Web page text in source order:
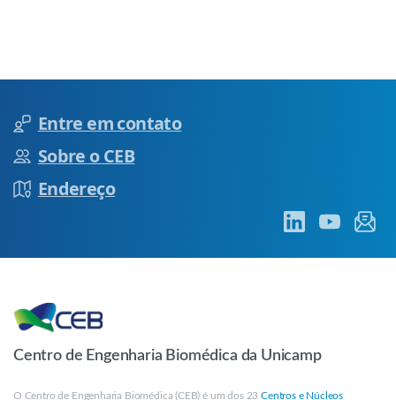
Entre em contato
Sobre o CEB
Endereço
Centro de Engenharia Biomédica da Unicamp
O Centro de Engenharia Biomédica (CEB) é um dos 23Centros e Núcleos